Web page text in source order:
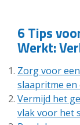
6 Tips
Werkt:
Zorg voor
slaapritme en
Vermijd het
vlak voor het